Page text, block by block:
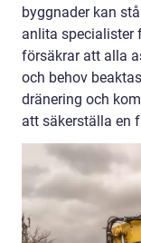
byggnader kan
anlita specialister
försäkrar att alla
och behov
dränering och
att säkerställa en